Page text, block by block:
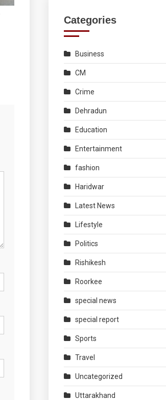
Categories
Business
CM
Crime
Dehradun
Education
Entertainment
fashion
Haridwar
Latest News
Lifestyle
Politics
Rishikesh
Roorkee
special news
special report
Sports
Travel
Uncategorized
Uttarakhand